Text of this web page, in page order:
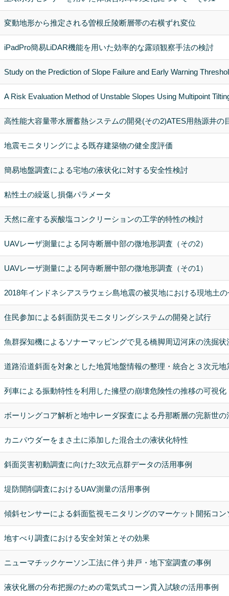
変動地形から推定される曽根丘陵断層帯の右横ずれ変位
iPadPro簡易LiDAR機能を用いた効率的な露頭観察手法の検討
Study on the Prediction of Slope Failure and Early Warning
A Risk Evaluation Method of Unstable Slopes Using Multipoint
高性能大容量帯水層蓄熱システムの開発(その2)ATES用熱源井の
地震モニタリングによる既存建築物の健全度評価
簡易地盤調査による宅地の液状化に対する安全性検討
粘性土の繰返し損傷パラメータ
天然に産する炭酸塩コンクリーションの工学的特性の検討
UAVレーザ測量による阿寺断層中部の微地形調査（その2）
UAVレーザ測量による阿寺断層中部の微地形調査（その1）
2018年インドネシアスラウェシ島地震の被災地における現地土
住民参加による斜面防災モニタリングシステムの開発と試行
魚群探知機によるソナーマッピングで見る橋脚周辺河床の洗掘状
道路沿道斜面を対象とした地質地盤情報の整理・統合と３次元地
列車による振動特性を利用した擁壁の崩壊危険性の推移の可視化
ボーリングコア解析と地中レーダ探査による丹那断層の完新世の
カニパウダーをまさ土に添加した混合土の液状化特性
斜面災害初動調査に向けた3次元点群データの活用事例
堤防開削調査におけるUAV測量の活用事例
傾斜センサーによる斜面監視モニタリングのマーケット開拓コ
地すべり調査における安全対策とその効果
ニューマチックケーソン工法に伴う井戸・地下室調査の事例
液状化層の分布把握のための電気式コーン貫入試験の活用事例